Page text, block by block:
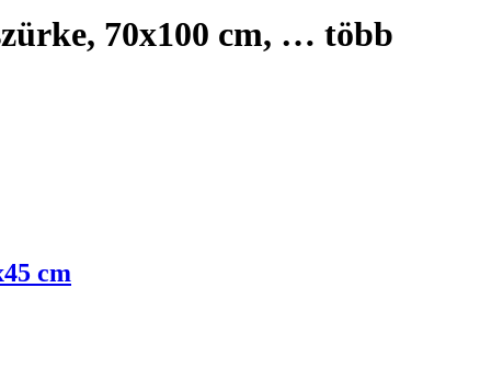
70x100 cm, … több
cm